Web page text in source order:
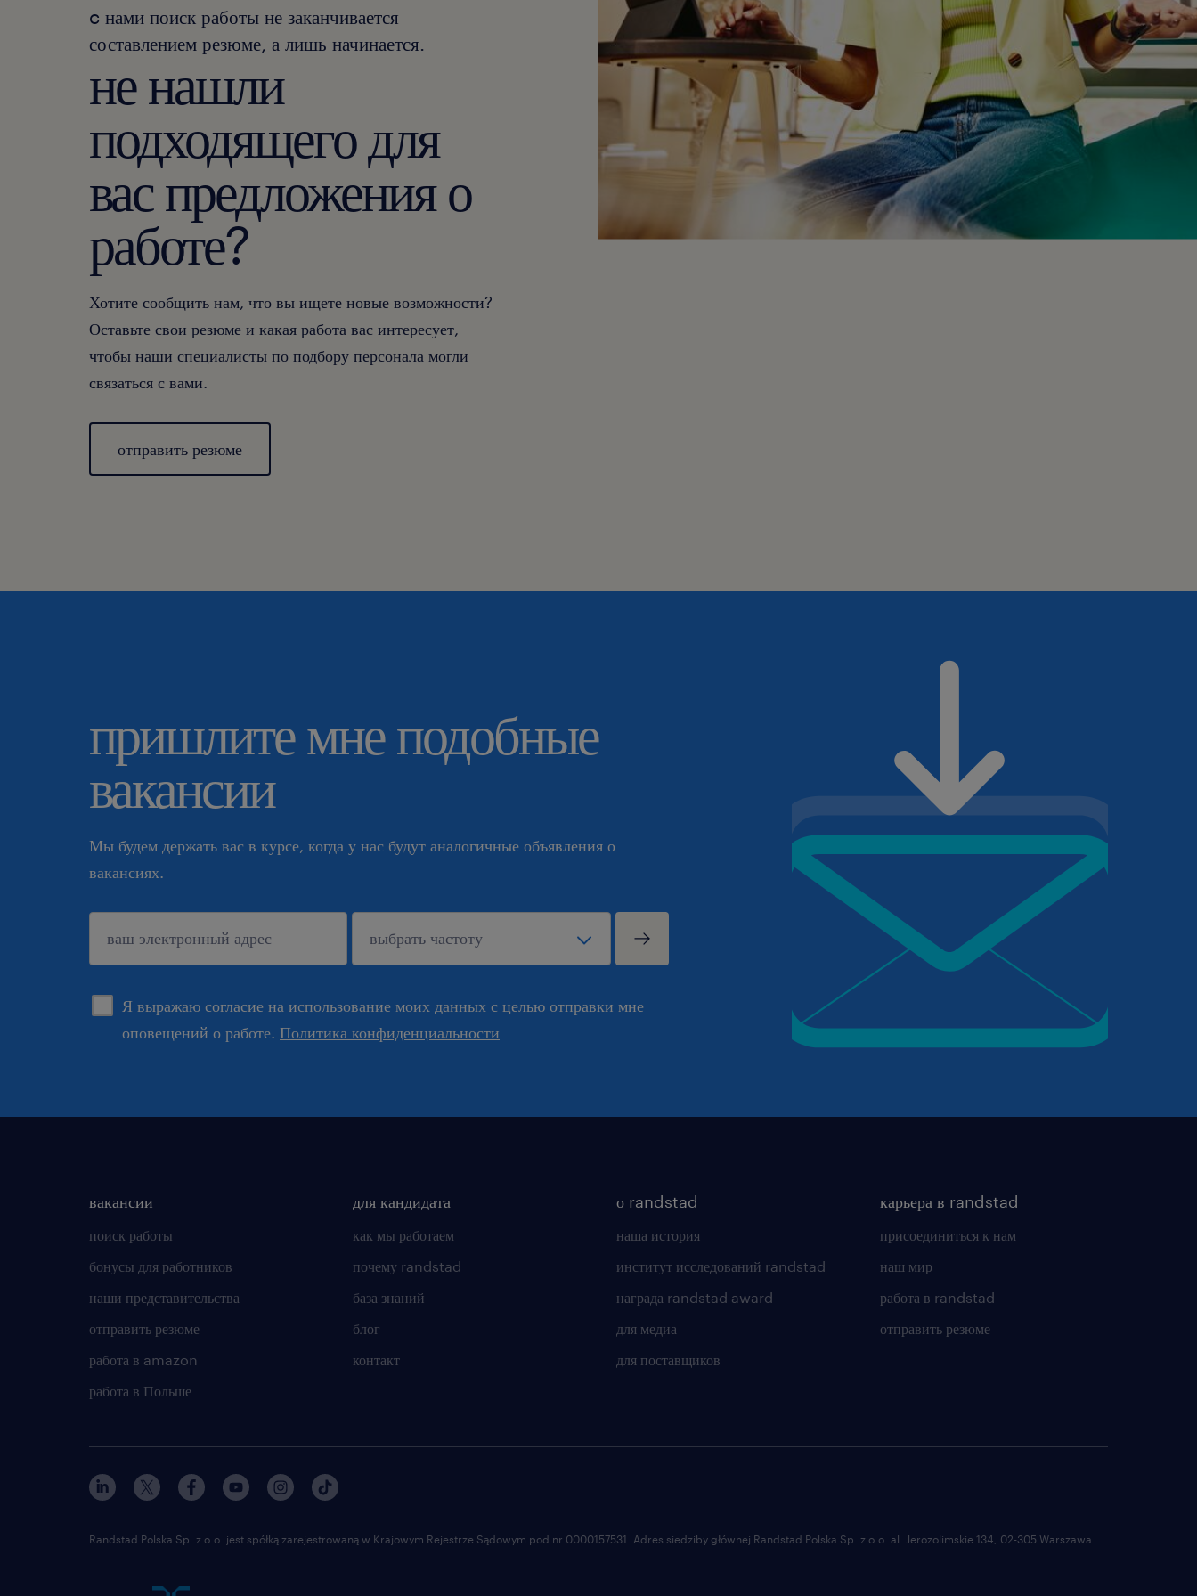
c нами поиск работы не заканчивается
составлением резюме, а лишь начинается.
не нашли
подходящего для
вас предложения о
работе?
Хотите сообщить нам, что вы ищете новые возможности?
Оставьте свои резюме и какая работа вас интересует,
чтобы наши специалисты по подбору персонала могли
связаться с вами.
отправить резюме
пришлите мне подобные
вакансии
Мы будем держать вас в курсе, когда у нас будут аналогичные объявления о
вакансиях.
Я выражаю согласие на использование моих данных с целью отправки мне
оповещений о работе. Политика конфиденциальности
подтверждать
вакансии
поиск работы
бонусы для работников
наши представительства
отправить резюме
работа в amazon
работа в Польше
для кандидата
как мы работаем
почему randstad
база знаний
блог
контакт
о randstad
наша история
институт исследований randstad
награда randstad award
для медиа
для поставщиков
карьера в randstad
присоединиться к нам
наш мир
работа в randstad
отправить резюме
Randstad Polska Sp. z o.o. jest spółką zarejestrowaną w Krajowym Rejestrze Sądowym pod nr 0000157531. Adres siedziby głównej Randstad Polska Sp. z o.o. al. Jerozolimskie 134, 02-305 Warszawa.